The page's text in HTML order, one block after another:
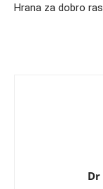
Hrana za dobro